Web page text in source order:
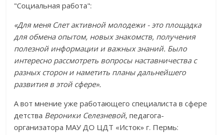
"Социальная работа":
«Для меня Слет активной молодежи - это площадка
для обмена опытом, новых знакомств, получения
полезной информации и важных знаний. Было
интересно рассмотреть вопросы наставничества с
разных сторон и наметить планы дальнейшего
развития в этой сфере».
А вот мнение уже работающего специалиста в сфере
детства Вероники Селезневой, педагога-
организатора МАУ ДО ЦДТ «Исток» г. Пермь: